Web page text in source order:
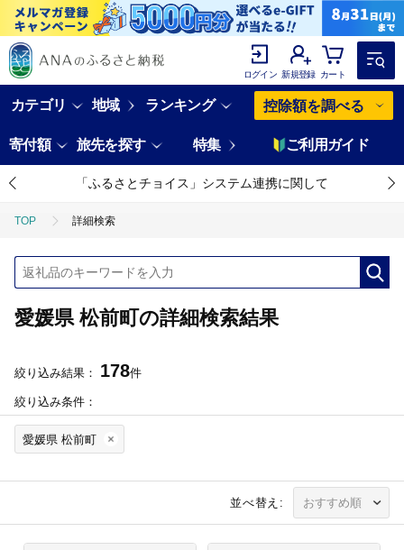
ログイン 新規登録 カート
カテゴリ 地域 ランキング 控除額を調べる
寄付額 旅先を探す 特集 ご利用ガイド
「ふるさとチョイス」システム連携に関して
TOP 詳細検索
愛媛県 松前町の詳細検索結果
絞り込み結果： 178件
絞り込み条件：
愛媛県 松前町
並べ替え: